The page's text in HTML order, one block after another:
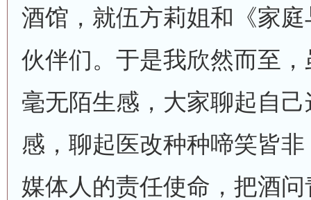
酒馆，就伍方莉姐和《家
伙伴们。于是我欣然而至
毫无陌生感，大家聊起自
感，聊起医改种种啼笑皆
媒体人的责任使命，把酒